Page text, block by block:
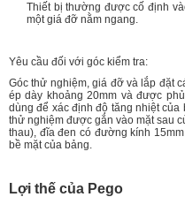
Thiết bị thường được cố định
một giá đỡ nằm ngang.
Yêu cầu đối với góc kiểm tra:
Góc thử nghiệm, giá đỡ và lắp đặt
ép dày khoảng 20mm và được
dùng để xác định độ tăng nhiệt
thử nghiệm được gắn vào mặt sau
thau), đĩa đen có đường kính
bề mặt của bảng.
Lợi thế của Pego